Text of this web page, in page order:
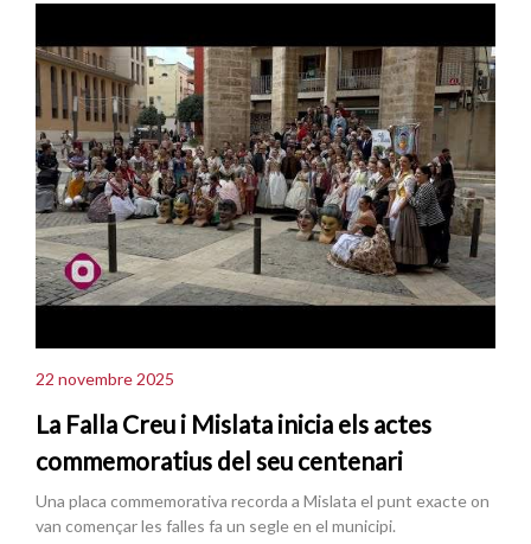
22 novembre 2025
La Falla Creu i Mislata inicia els actes
commemoratius del seu centenari
Una placa commemorativa recorda a Mislata el punt exacte on
van començar les falles fa un segle en el municipi.